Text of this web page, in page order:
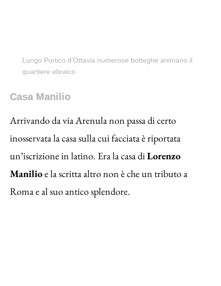
Lungo Portico d’Ottavia numerose botteghe animano il
quartiere ebraico
Casa Manilio
Arrivando da via Arenula non passa di certo
inosservata la casa sulla cui facciata è riportata
un’iscrizione in latino. Era la casa diLorenzo
Manilioe la scritta altro non è che un tributo a
Roma e al suo antico splendore.